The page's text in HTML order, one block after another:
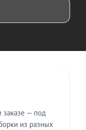
— под
из разных